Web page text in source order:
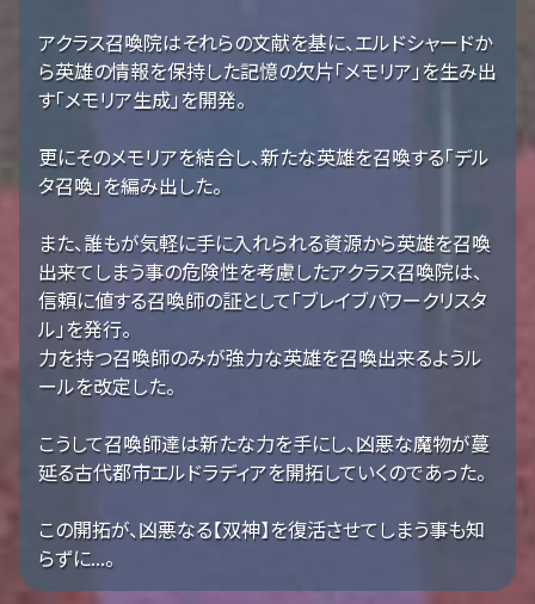
アクラス召喚院はそれらの文献を基に、エルドシャードか
ら英雄の情報を保持した記憶の欠片「メモリア」を生み出
す「メモリア生成」を開発。
更にそのメモリアを結合し、新たな英雄を召喚する「デル
タ召喚」を編み出した。
また、誰もが気軽に手に入れられる資源から英雄を召喚
出来てしまう事の危険性を考慮したアクラス召喚院は、
信頼に値する召喚師の証として「ブレイブパワークリスタ
ル」を発行。
力を持つ召喚師のみが強力な英雄を召喚出来るようル
ールを改定した。
こうして召喚師達は新たな力を手にし、凶悪な魔物が蔓
延る古代都市エルドラディアを開拓していくのであった。
この開拓が、凶悪なる【双神】を復活させてしまう事も知
らずに...。